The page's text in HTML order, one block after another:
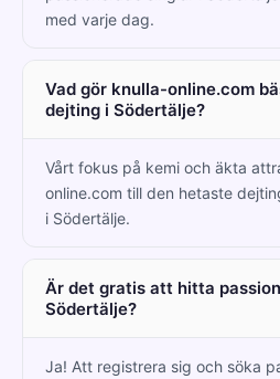
med varje dag.
Vad gör knulla-online.com
dejting i Södertälje?
Vårt fokus på kemi och äkta
online.com till den hetaste
i Södertälje.
Är det gratis att hitta
Södertälje?
Ja! Att registrera sig och söka